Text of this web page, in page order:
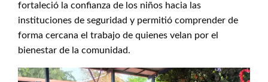
fortaleció la confianza de los niños hacia las
instituciones de seguridad y permitió comprender de
forma cercana el trabajo de quienes velan por el
bienestar de la comunidad.